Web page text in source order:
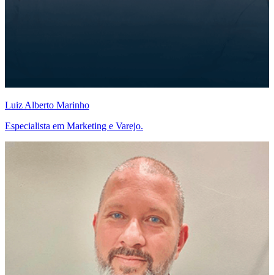
Luiz Alberto Marinho
Especialista em Marketing e Varejo.